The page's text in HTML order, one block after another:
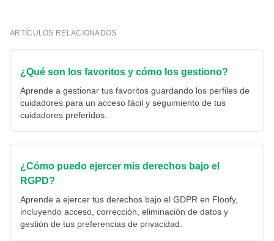
ARTÍCULOS RELACIONADOS
¿Qué son los favoritos y cómo los gestiono?
Aprende a gestionar tus favoritos guardando los perfiles de
cuidadores para un acceso fácil y seguimiento de tus
cuidadores preferidos.
¿Cómo puedo ejercer mis derechos bajo el
RGPD?
Aprende a ejercer tus derechos bajo el GDPR en Floofy,
incluyendo acceso, corrección, eliminación de datos y
gestión de tus preferencias de privacidad.